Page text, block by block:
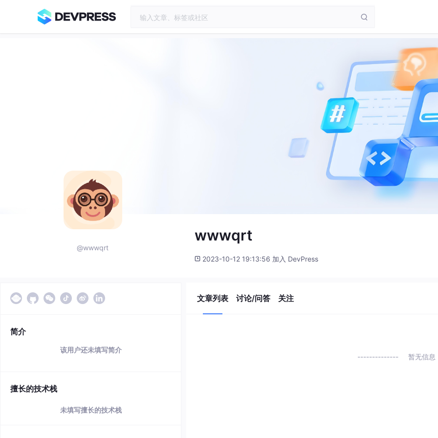
@wwwqrt
wwwqrt
2023-10-12 19:13:56 加入 DevPress
简介
该用户还未填写简介
擅长的技术栈
未填写擅长的技术栈
文章列表 讨论/问答 关注
暂无信息